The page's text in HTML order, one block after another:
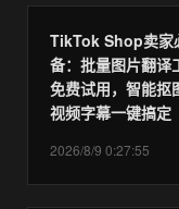
TikTok Shop卖家
备：批量图片翻译
免费试用，智能抠
视频字幕一键搞定
2026/8/9 0:27:55